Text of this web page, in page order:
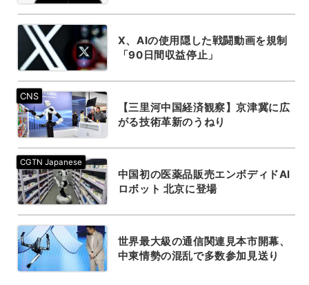
X、AIの使用隠した戦闘動画を規制
「90日間収益停止」
【三里河中国経済観察】京津冀に広
がる技術革新のうねり
中国初の医薬品販売エンボディドAI
ロボット 北京に登場
世界最大級の通信関連見本市開幕、
中東情勢の混乱で多数参加見送り